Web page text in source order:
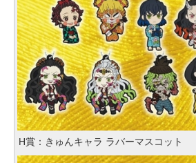
H賞：きゅんキャラ ラバーマスコット